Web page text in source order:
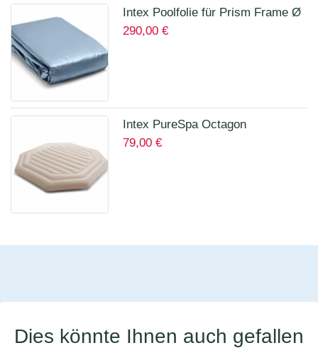
Intex Poolfolie für Prism Frame Ø
457 x 122 cm Art.12457A
290,00 €
Intex PureSpa Octagon
Isolierende Abdeckung für 28456
79,00 €
Dies könnte Ihnen auch gefallen